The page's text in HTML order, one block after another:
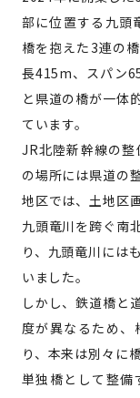
部に位置する九頭
橋を抱えた3連の
長415m、スパン
と県道の橋が一体
ています。
JR北陸新幹線の
の場所には県道の
地区では、土地区
九頭竜川を跨ぐ南
り、九頭竜川には
いました。
しかし、鉄道橋と
度が異なるため、
り、本来は別々に
単独橋として整備